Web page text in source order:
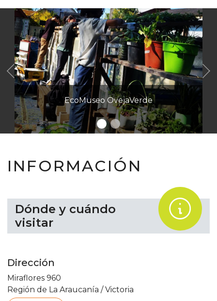
EcoMuseo OvejaVerde
Anterior
INFORMACIÓN
Dónde y cuándo
visitar
.
Dirección
Miraflores 960
Región de La Araucanía / Victoria